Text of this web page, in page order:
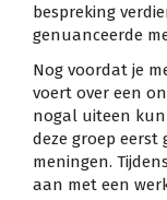
bespreking
genuanceerde
Nog voordat je
voert over een
nogal uiteen
deze groep
meningen.
aan met een